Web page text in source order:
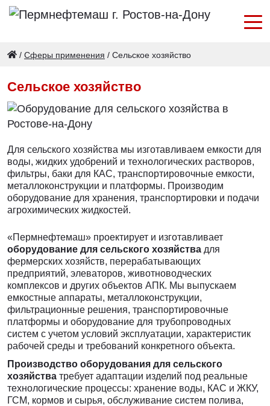
/ Сферы применения / Сельское хозяйство
Сельское хозяйство
Для сельского хозяйства мы изготавливаем емкости для
воды, жидких удобрений и технологических растворов,
фильтры, баки для КАС, транспортировочные емкости,
металлоконструкции и платформы. Производим
оборудование для хранения, транспортировки и подачи
агрохимических жидкостей.
«Пермнефтемаш» проектирует и изготавливает
оборудование для сельского хозяйства для
фермерских хозяйств, перерабатывающих
предприятий, элеваторов, животноводческих
комплексов и других объектов АПК. Мы выпускаем
емкостные аппараты, металлоконструкции,
фильтрационные решения, транспортировочные
платформы и оборудование для трубопроводных
систем с учетом условий эксплуатации, характеристик
рабочей среды и требований конкретного объекта.
Производство оборудования для сельского
хозяйства требует адаптации изделий под реальные
технологические процессы: хранение воды, КАС и ЖКУ,
ГСМ, кормов и сырья, обслуживание систем полива,